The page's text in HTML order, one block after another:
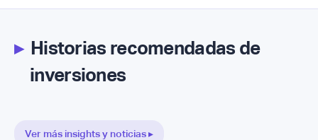
▸Historias recomendadas de
inversiones
Ver más insights y noticias ▸